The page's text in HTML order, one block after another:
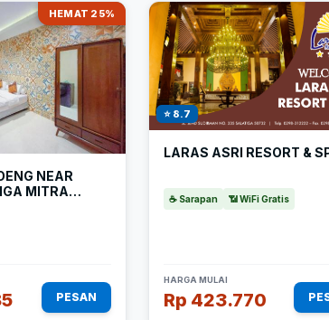
HEMAT 25%
NEAR
MITRA
PESAN
⭐ 8.7
LARAS ASRI RESORT &
☕ Sarapan 📶 WiFi Gratis
HARGA MULAI
Rp 423.770